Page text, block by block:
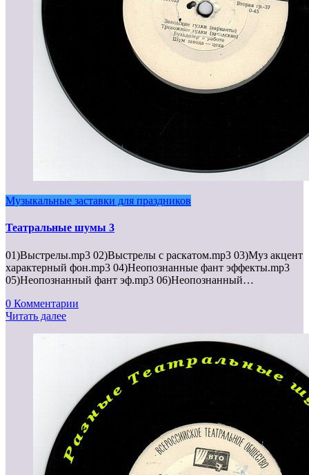
Музыкальные заставки для праздников
Театральные шумы 3
01)Выстрелы.mp3 02)Выстрелы с раскатом.mp3 03)Муз акцент
характерный фон.mp3 04)Неопознанные фант эффекты.mp3
05)Неопознанный фант эф.mp3 06)Неопознанный…
0 Комментарии
Читать далее